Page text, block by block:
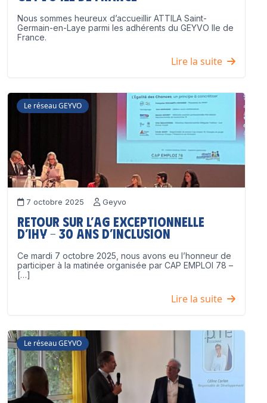
Nous sommes heureux d’accueillir ATTILA Saint-
Germain-en-Laye parmi les adhérents du GEYVO Ile de
France.
Lire la suite
Le réseau GEYVO
7 octobre 2025 Geyvo
Retour sur l’AG exceptionnelle
d’IHY – 30 ans d’inclusion
Ce mardi 7 octobre 2025, nous avons eu l’honneur de
participer à la matinée organisée par CAP EMPLOI 78 –
[…]
Lire la suite
Le réseau GEYVO